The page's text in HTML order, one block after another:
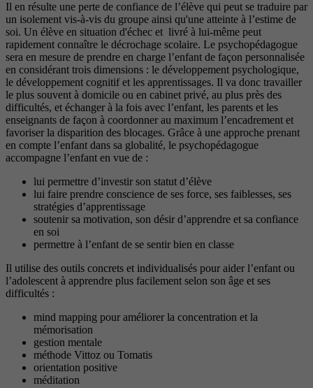
Il en résulte une perte de confiance de l’élève qui peut se traduire par
un isolement vis-à-vis du groupe ainsi qu'une atteinte à l’estime de
soi. Un élève en situation d'échec et livré à lui-même peut
rapidement connaître le décrochage scolaire. Le psychopédagogue
sera en mesure de prendre en charge l’enfant de façon personnalisée
en considérant trois dimensions : le développement psychologique,
le développement cognitif et les apprentissages. Il va donc travailler
le plus souvent à domicile ou en cabinet privé, au plus près des
difficultés, et échanger à la fois avec l’enfant, les parents et les
enseignants de façon à coordonner au maximum l’encadrement et
favoriser la disparition des blocages. Grâce à une approche prenant
en compte l’enfant dans sa globalité, le psychopédagogue
accompagne l’enfant en vue de :
lui permettre d’investir son statut d’élève
lui faire prendre conscience de ses force, ses faiblesses, ses
stratégies d’apprentissage
soutenir sa motivation, son désir d’apprendre et sa confiance
en soi
permettre à l’enfant de se sentir bien en classe
Il utilise des outils concrets et individualisés pour aider l’enfant ou
l’adolescent à apprendre plus facilement selon son âge et ses
difficultés :
mind mapping pour améliorer la concentration et la
mémorisation
gestion mentale
méthode Vittoz ou Tomatis
orientation positive
méditation